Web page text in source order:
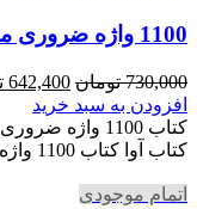
1100 واژه ضروری متون حقوقی -رمضانی
730,000 تومان قیمت
اصلی
بود.
642,400
افزودن به سبد خرید
کتاب 1100
کتاب آوا کتاب 1100 واژه ضروری متون حقوقی و مترادف
اتمام موجودی